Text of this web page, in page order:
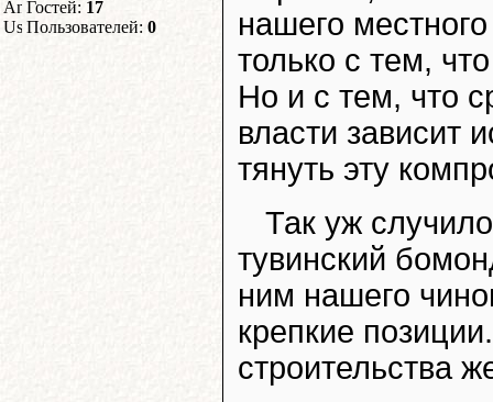
Гостей: 17
Пользователей: 0
нашего
только с тем,
Но и с тем, что
власти зависит
тянуть эту
Так уж
тувинский
ним нашего
крепкие
строительства